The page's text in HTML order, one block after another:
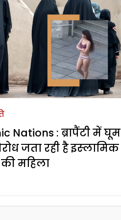
Nations : ब्रापैंटी में घूम
जता रही है इस्‍लामिक
महिला